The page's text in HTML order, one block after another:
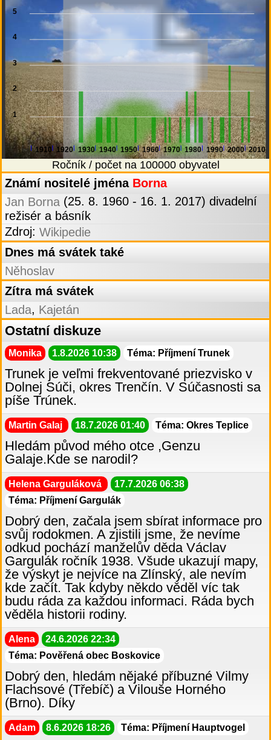
1910 1920 1930 1940 1950 1960 1970 1980 1990 2000 2010
1
2
3
4
5
Ročník / počet na 100000 obyvatel
Známí nositelé jména Borna
Jan Borna (25. 8. 1960 - 16. 1. 2017) divadelní
režisér a básník
Zdroj: Wikipedie
Dnes má svátek také
Něhoslav
Zítra má svátek
Lada, Kajetán
Ostatní diskuze
Monika 1.8.2026 10:38 Téma: Příjmení Trunek
Trunek je veľmi frekventované priezvisko v
Dolnej Súči, okres Trenčín. V Súčasnosti sa
píše Trúnek.
Martin Galaj 18.7.2026 01:40 Téma: Okres Teplice
Hledám původ mého otce ,Genzu
Galaje.Kde se narodil?
Helena Garguláková
17.7.2026 06:38
Téma: Příjmení Gargulák
Dobrý den, začala jsem sbírat informace pro
svůj rodokmen. A zjistili jsme, že nevíme
odkud pochází manželův děda Václav
Gargulák ročník 1938. Všude ukazují mapy,
že výskyt je nejvíce na Zlínský, ale nevím
kde začít. Tak kdyby někdo věděl víc tak
budu ráda za každou informaci. Ráda bych
věděla historii rodiny.
Alena
24.6.2026 22:34
Téma: Pověřená obec Boskovice
Dobrý den, hledám nějaké příbuzné Vilmy
Flachsové (Třebíč) a Vilouše Horného
(Brno). Díky
Adam 8.6.2026 18:26 Téma: Příjmení Hauptvogel